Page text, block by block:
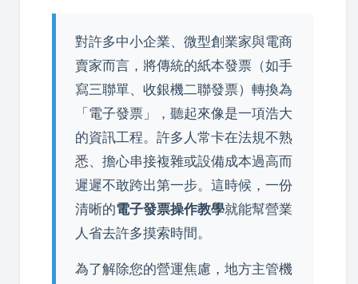
對許多中小企業、微型創業家與電商
賣家而言，將傳統的紙本發票（如手
寫三聯單、收銀機二聯發票）轉換為
「電子發票」，聽起來像是一項浩大
的資訊工程。許多人常卡在法規不熟
悉、擔心串接複雜或設備成本過高而
遲遲不敢跨出第一步。這時候，一份
清晰的電子發票操作教學就能幫營業
人省去許多摸索時間。
為了解除您的營運焦慮，地方主管機